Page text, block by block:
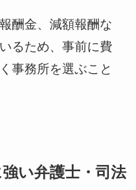
酬金、減額報酬な
るため、事前に費
事務所を選ぶこと
い弁護士・司法